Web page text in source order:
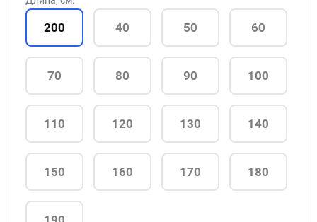
200 40 50 60
70 80 90 100
110 120 130 140
150 160 170 180